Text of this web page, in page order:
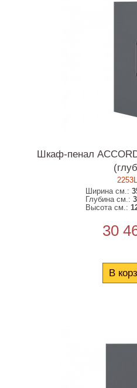
Шкаф-пенал
Ширина см.:
Глубина см.:
Высота см.:
30
В